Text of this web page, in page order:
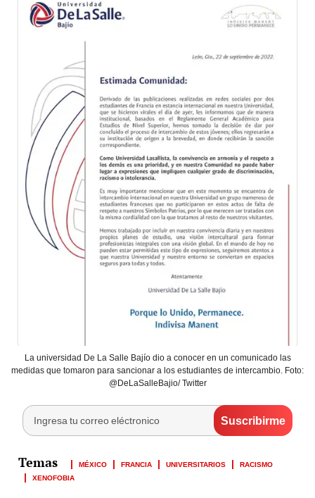
La universidad De La Salle Bajío dio a conocer en un comunicado las
medidas que tomaron para sancionar a los estudiantes de intercambio. Foto:
@DeLaSalleBajio/ Twitter
MÉXICO FRANCIA UNIVERSITARIOS
RACISMO
XENOFOBIA